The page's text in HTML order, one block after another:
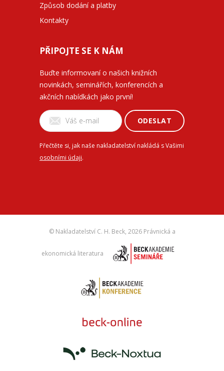
Způsob dodání a platby
Kontakty
PŘIPOJTE SE K NÁM
Buďte informovaní o našich knižních
novinkách, seminářích, konferencích a
akčních nabídkách jako první!
ODESLAT
Přečtěte si, jak naše nakladatelství nakládá s Vašimi
osobními údaji.
© Nakladatelství C. H. Beck, 2026 Právnická a
ekonomická literatura